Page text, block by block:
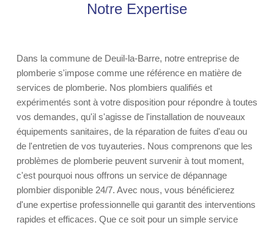
Notre Expertise
Dans la commune de Deuil-la-Barre, notre entreprise de
plomberie s'impose comme une référence en matière de
services de plomberie. Nos plombiers qualifiés et
expérimentés sont à votre disposition pour répondre à toutes
vos demandes, qu'il s'agisse de l'installation de nouveaux
équipements sanitaires, de la réparation de fuites d'eau ou
de l'entretien de vos tuyauteries. Nous comprenons que les
problèmes de plomberie peuvent survenir à tout moment,
c'est pourquoi nous offrons un service de dépannage
plombier disponible 24/7. Avec nous, vous bénéficierez
d'une expertise professionnelle qui garantit des interventions
rapides et efficaces. Que ce soit pour un simple service